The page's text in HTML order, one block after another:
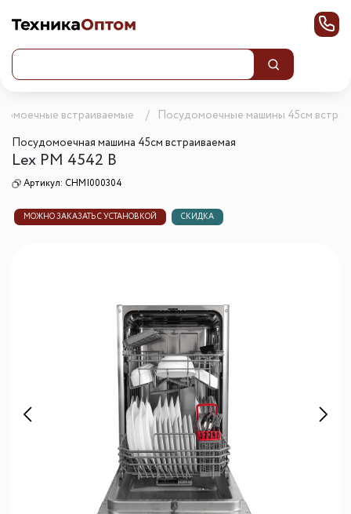
встраиваемые
Посудомоечные машины 45см
Посудомоечная машина 45см встраиваемая
Lex PM 4542 B
Артикул: CHMI000304
МОЖНО ЗАКАЗАТЬ С УСТАНОВКОЙ СКИДКА